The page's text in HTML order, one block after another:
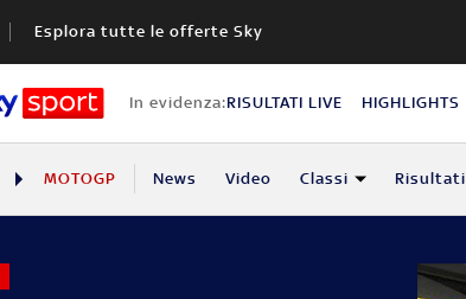
Esplora tutte le offerte Sky
In evidenza:RISULTATI LIVE HIGHLIGHTS
MOTOGP News Video Classi Risultati